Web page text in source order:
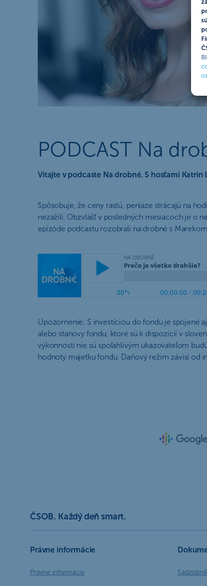
PODCAST Na
Vitajte v podcaste Na drobné. S hosťami
Spôsobuje, že ceny rastú, peniaze strácajú na
nezažili. Obzvlášť v posledných mesiacoch je o
epizóde podcastu rozobrali na drobné s
Upozornenie: S investíciou do fondu je spojené
alebo stanovy fondu, ktoré sú k dispozícií v
výkonnosti nie sú spoľahlivým ukazovateľom
hodnoty majetku fondu. Daňový režim závisí od
ČSOB. Každý deň smart.
Právne informácie
Právne informácie